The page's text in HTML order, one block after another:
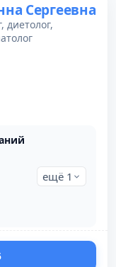
Сергеевна
диетолог,
ещё 1